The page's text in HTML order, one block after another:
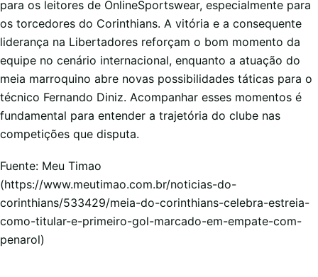
para os leitores de OnlineSportswear, especialmente para
os torcedores do Corinthians. A vitória e a consequente
liderança na Libertadores reforçam o bom momento da
equipe no cenário internacional, enquanto a atuação do
meia marroquino abre novas possibilidades táticas para o
técnico Fernando Diniz. Acompanhar esses momentos é
fundamental para entender a trajetória do clube nas
competições que disputa.
Fuente: Meu Timao
(https://www.meutimao.com.br/noticias-do-
corinthians/533429/meia-do-corinthians-celebra-estreia-
como-titular-e-primeiro-gol-marcado-em-empate-com-
penarol)